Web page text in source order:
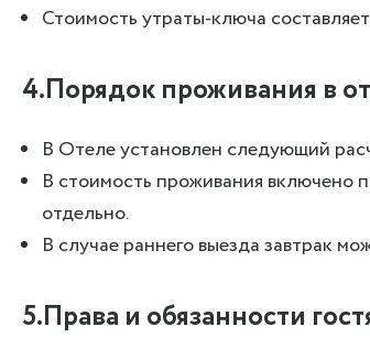
Стоимость утраты-ключа
4.Порядок проживания в
В Отеле установлен следующий
В стоимость проживания включено
отдельно.
В случае раннего выезда завтрак
5.Права и обязанности